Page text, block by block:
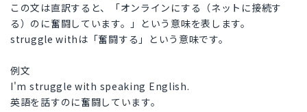
この文は直訳すると、「オンラインにする（ネットに接続す
る）のに奮闘しています。」という意味を表します。
struggle withは「奮闘する」という意味です。
例文
I'm struggle with speaking English.
英語を話すのに奮闘しています。